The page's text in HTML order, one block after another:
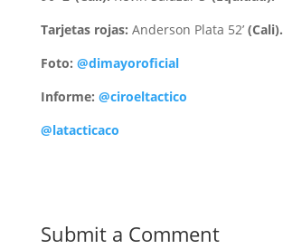
Tarjetas rojas: Anderson Plata 52’ (Cali).
Foto: @dimayoroficial
Informe: @ciroeltactico
@latacticaco
Submit a Comment